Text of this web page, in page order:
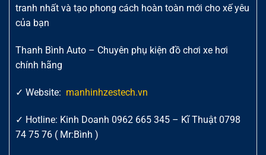
tranh nhất và tạo phong cách hoàn toàn mới cho xế yêu
của bạn
Thanh Bình Auto – Chuyên phụ kiện đồ chơi xe hơi
chính hãng
✓ Website: manhinhzestech.vn
✓ Hotline: Kinh Doanh 0962 665 345 – Kĩ Thuật 0798
74 75 76 ( Mr:Bình )